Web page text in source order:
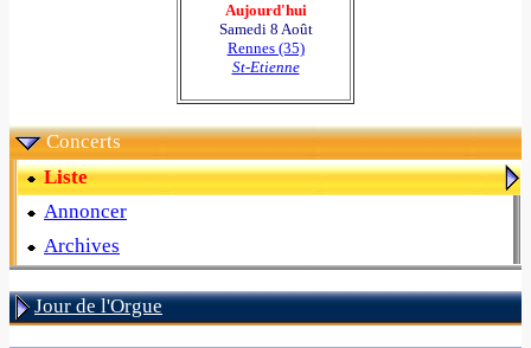
Aujourd'hui
Samedi 8 Août
Rennes (35)
St-Etienne
Concerts
Liste
Annoncer
Archives
Jour de l'Orgue